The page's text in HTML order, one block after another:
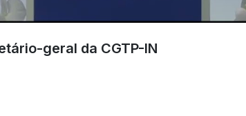
geral da CGTP-IN